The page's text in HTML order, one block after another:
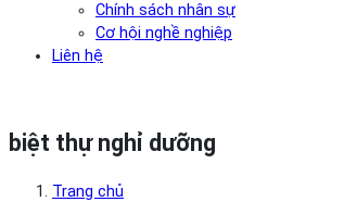
Chính sách nhân sự
Cơ hội nghề nghiệp
Liên hệ
biệt thự nghỉ dưỡng
Trang chủ